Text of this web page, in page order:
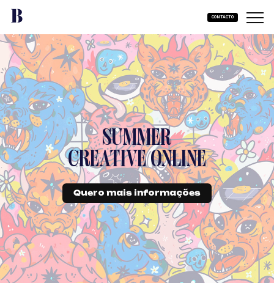
Brother
Lisboa
Escola de
crativas
Menu
CONTACTO
SUMMER
CREATIVE ONLINE
Quero mais informações